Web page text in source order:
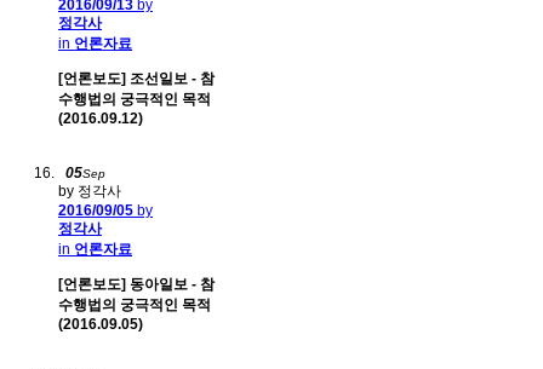
2016/09/13 by
정각사
in 언론자료
[언론보도] 조선일보 - 참
수행법의 궁극적인 목적
(2016.09.12)
05Sep
by 정각사
2016/09/05 by
정각사
in 언론자료
[언론보도] 동아일보 - 참
수행법의 궁극적인 목적
(2016.09.05)